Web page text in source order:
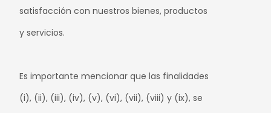
satisfacción con nuestros bienes, productos
y servicios.
Es importante mencionar que las finalidades
(i), (ii), (iii), (iv), (v), (vi), (vii), (viii) y (ix), se